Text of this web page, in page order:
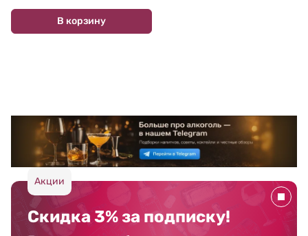
В корзину
Акции
Скидка 3% за подписку!